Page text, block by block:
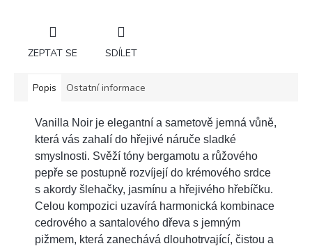
ZEPTAT SE SDÍLET
Popis Ostatní informace
Vanilla Noir je elegantní a sametově jemná vůně,
která vás zahalí do hřejivé náruče sladké
smyslnosti. Svěží tóny bergamotu a růžového
pepře se postupně rozvíjejí do krémového srdce
s akordy šlehačky, jasmínu a hřejivého hřebíčku.
Celou kompozici uzavírá harmonická kombinace
cedrového a santalového dřeva s jemným
pižmem, která zanechává dlouhotrvající, čistou a